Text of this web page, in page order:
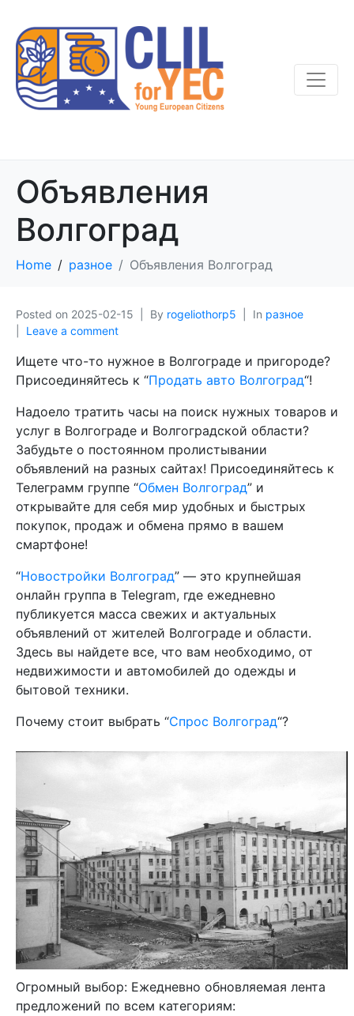
Объявления
Волгоград
Home разное Объявления Волгоград
Posted on 2025-02-15 By rogeliothorp5 In разное
Leave a comment
Ищете что-то нужное в Волгограде и пригороде?
Присоединяйтесь к “Продать авто Волгоград“!
Надоело тратить часы на поиск нужных товаров и
услуг в Волгограде и Волгоградской области?
Забудьте о постоянном пролистывании
объявлений на разных сайтах! Присоединяйтесь к
Телеграмм группе “Обмен Волгоград” и
открывайте для себя мир удобных и быстрых
покупок, продаж и обмена прямо в вашем
смартфоне!
“Новостройки Волгоград” — это крупнейшая
онлайн группа в Telegram, где ежедневно
публикуется масса свежих и актуальных
объявлений от жителей Волгограде и области.
Здесь вы найдете все, что вам необходимо, от
недвижимости и автомобилей до одежды и
бытовой техники.
Почему стоит выбрать “Спрос Волгоград“?
Огромный выбор: Ежедневно обновляемая лента
предложений по всем категориям: